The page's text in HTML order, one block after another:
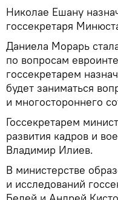
Николае Ешану
госсекретаря
Даниела Морарь
по вопросам
госсекретарем
будет заниматься
и многостороннего
Госсекретарем
развития кадров и
Владимир Илиев.
В министерстве
и исследований